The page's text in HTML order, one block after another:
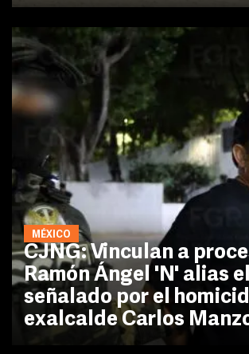
MÉXICO
CJNG: Vinculan a
Ramón Ángel 'N' alias
señalado por el
exalcalde Carlos